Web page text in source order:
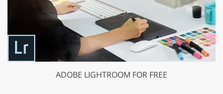
ADOBE LIGHTROOM FOR FREE